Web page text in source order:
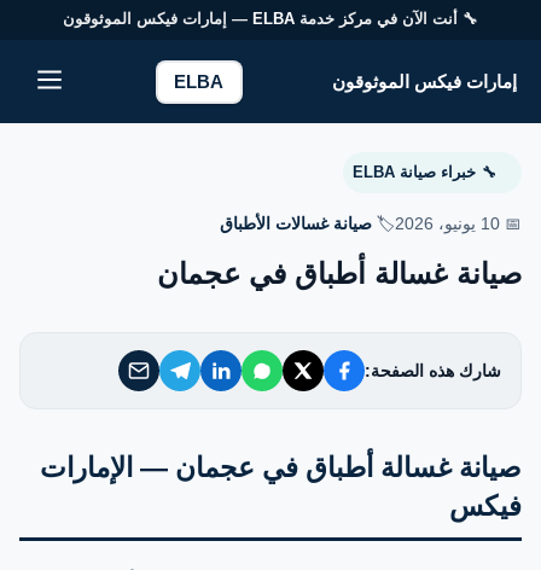
🔧 أنت الآن في مركز خدمة ELBA — إمارات فيكس الموثوقون
إمارات فيكس الموثوقون ELBA
تواصل معنا
🔧 خبراء صيانة ELBA
📅 10 يونيو، 2026 🏷️ صيانة غسالات الأطباق
صيانة غسالة أطباق في عجمان
شارك هذه الصفحة:
صيانة غسالة أطباق في عجمان — الإمارات
فيكس